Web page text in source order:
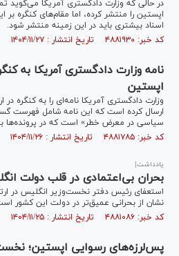
در حالی که وزارت دادگستری آمریکا می‌گوید
اپستین را منتشر کرده، اما مقام‌های کنگره
اسناد بیشتری باید در این زمینه منتشر شود.
کد خبر: ۴۸۸۱۹۳۰ تاریخ انتشار : ۱۴۰۴/۱۱/۲۷
نامه وزارت دادگستری آمریکا به
اپستین
وزارت دادگستری آمریکا نامه‌ای را به کنگره در
ارسال کرده است که این نامه شامل فهرست
سیاسی در معرض خطر» است که در پرونده‌ها
کد خبر: ۴۸۸۱۷۸۵ تاریخ انتشار : ۱۴۰۴/۱۱/۲۶
یادداشت|
بحران بی‌اعتمادی در قلب دولت
استعفای رئیس دفتر نخست‌وزیر انگلیس در
نشان از بحرانی عمیق‌تر در دولت این کشور
کد خبر: ۴۸۸۱۰۸۶ تاریخ انتشار : ۱۴۰۴/۱۱/۲۵
پس‌لرزه‌های رسوایی اپستین؛